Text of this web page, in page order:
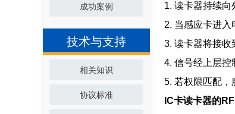
成功案例
技术与支持
相关知识
协议标准
1. 读卡器持续向
2. 当感应卡进入
3. 读卡器将接收
4. 信号经上层控
5. 若权限匹配，
IC卡读卡器的